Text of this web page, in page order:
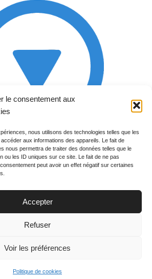
le consentement aux
nous utilisons des technologies telles que les
aux informations des appareils. Le fait de
nous permettra de traiter des données telles que le
ou les ID uniques sur ce site. Le fait de ne pas
peut avoir un effet négatif sur certaines
Accepter
Refuser
Voir les préférences
Politique de cookies
votre
soirée :
PGM TV. All Rights Reserved.